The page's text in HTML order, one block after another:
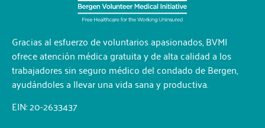
Gracias al esfuerzo de voluntarios apasionados, BVMI
ofrece atención médica gratuita y de alta calidad a los
trabajadores sin seguro médico del condado de Bergen,
ayudándoles a llevar una vida sana y productiva.
EIN: 20-2633437